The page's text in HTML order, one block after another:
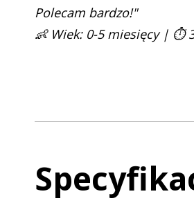
Polecam bardzo!"
👶 Wiek: 0-5 miesięcy | ⏱️